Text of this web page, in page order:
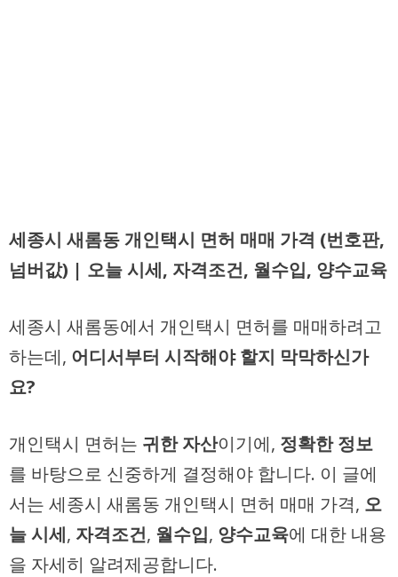
세종시 새롬동 개인택시 면허 매매 가격 (번호판,
넘버값) | 오늘 시세, 자격조건, 월수입, 양수교육
세종시 새롬동에서 개인택시 면허를 매매하려고
하는데, 어디서부터 시작해야 할지 막막하신가
요?
개인택시 면허는 귀한 자산이기에, 정확한 정보
를 바탕으로 신중하게 결정해야 합니다. 이 글에
서는 세종시 새롬동 개인택시 면허 매매 가격, 오
늘 시세, 자격조건, 월수입, 양수교육에 대한 내용
을 자세히 알려제공합니다.